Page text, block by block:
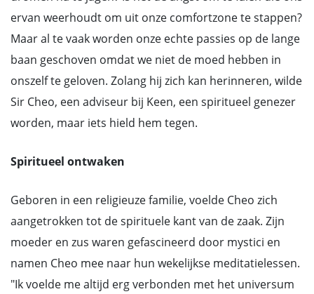
ervan weerhoudt om uit onze comfortzone te stappen?
Maar al te vaak worden onze echte passies op de lange
baan geschoven omdat we niet de moed hebben in
onszelf te geloven. Zolang hij zich kan herinneren, wilde
Sir Cheo, een adviseur bij Keen, een spiritueel genezer
worden, maar iets hield hem tegen.
Spiritueel ontwaken
Geboren in een religieuze familie, voelde Cheo zich
aangetrokken tot de spirituele kant van de zaak. Zijn
moeder en zus waren gefascineerd door mystici en
namen Cheo mee naar hun wekelijkse meditatielessen.
"Ik voelde me altijd erg verbonden met het universum